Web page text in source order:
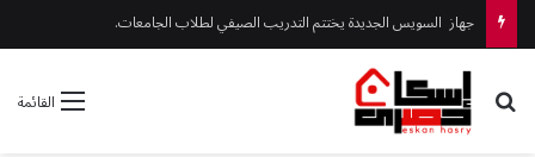
مندور ورئيس جهاز القرى السياحية يتفقدان المشروعات الجارية بمارينا
القائمة بحث عن